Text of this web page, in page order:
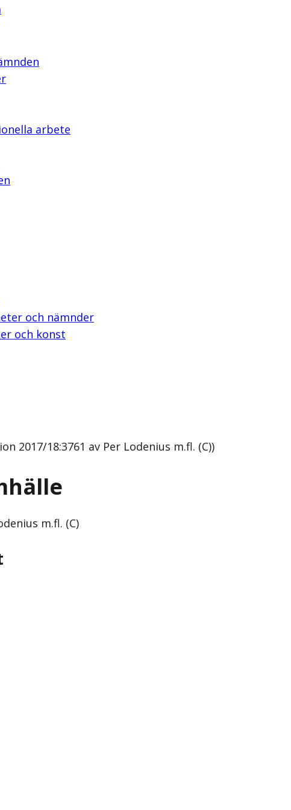
arbete
och nämnder
och konst
2017/18:3761 av Per Lodenius m.fl. (C))
m.fl. (C)